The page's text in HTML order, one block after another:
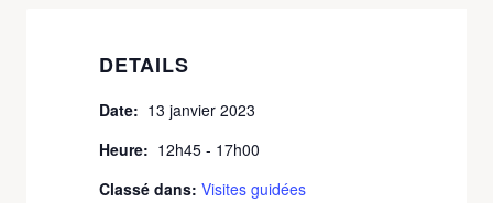
DETAILS
Date: 13 janvier 2023
Heure: 12h45 - 17h00
Classé dans: Visites guidées